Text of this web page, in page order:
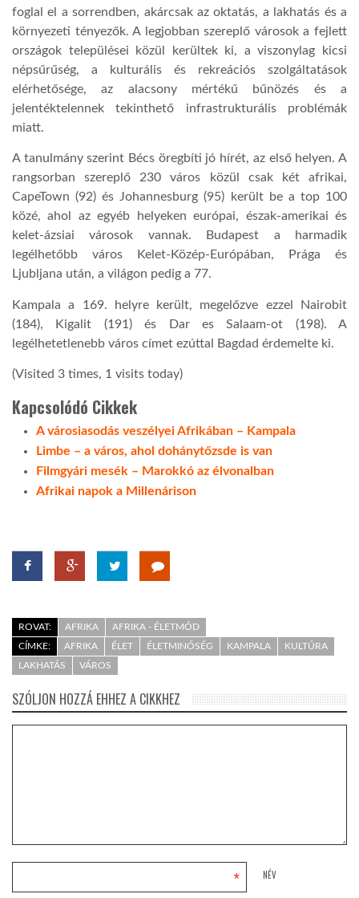
foglal el a sorrendben, akárcsak az oktatás, a lakhatás és a
környezeti tényezők. A legjobban szereplő városok a fejlett
országok települései közül kerültek ki, a viszonylag kicsi
népsűrűség, a kulturális és rekreációs szolgáltatások
elérhetősége, az alacsony mértékű bűnözés és a
jelentéktelennek tekinthető infrastrukturális problémák
miatt.
A tanulmány szerint Bécs öregbíti jó hírét, az első helyen. A
rangsorban szereplő 230 város közül csak két afrikai,
CapeTown (92) és Johannesburg (95) került be a top 100
közé, ahol az egyéb helyeken európai, észak-amerikai és
kelet-ázsiai városok vannak. Budapest a harmadik
legélhetőbb város Kelet-Közép-Európában, Prága és
Ljubljana után, a világon pedig a 77.
Kampala a 169. helyre került, megelőzve ezzel Nairobit
(184), Kigalit (191) és Dar es Salaam-ot (198). A
legélhetetlenebb város címet ezúttal Bagdad érdemelte ki.
(Visited 3 times, 1 visits today)
Kapcsolódó Cikkek
A városiasodás veszélyei Afrikában – Kampala
Limbe – a város, ahol dohánytőzsde is van
Filmgyári mesék – Marokkó az élvonalban
Afrikai napok a Millenárison
ROVAT: AFRIKA
AFRIKA - ÉLETMÓD
CÍMKE:
AFRIKA ÉLET ÉLETMINŐSÉG KAMPALA
KULTÚRA
LAKHATÁS
VÁROS
SZÓLJON HOZZÁ EHHEZ A CIKKHEZ
NÉV
*